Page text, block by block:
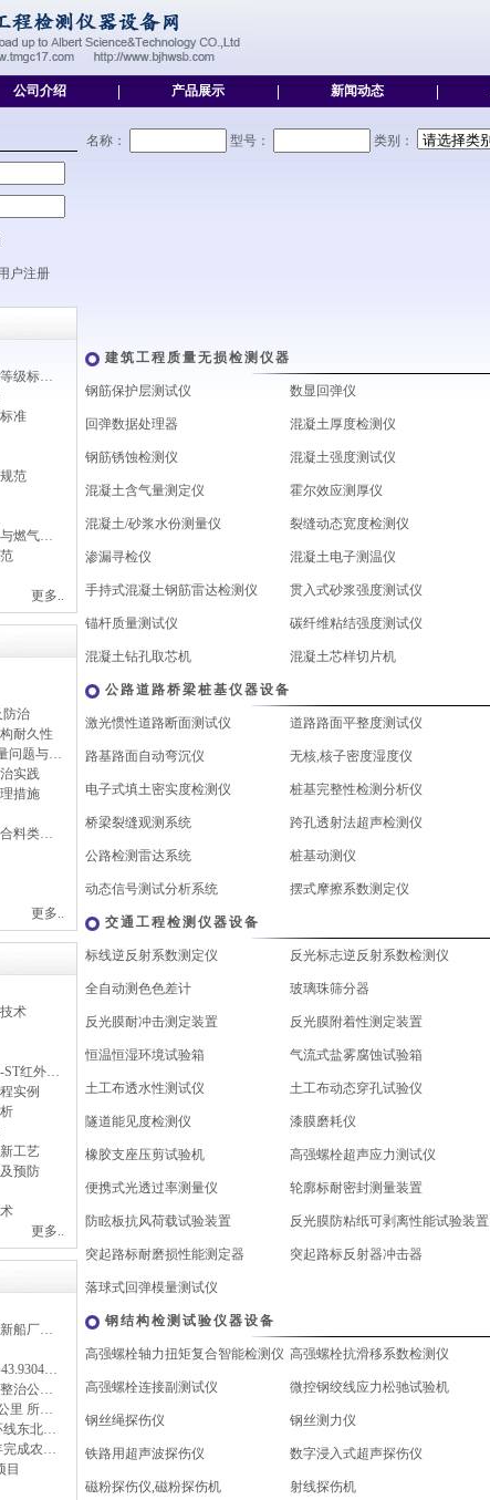
公司介绍 产品展示 新闻动态
户注册
· 新公路水运工程试验检测机构等级标准-调整
准
范
· 水电设备安装采暖通风、供热与燃气技术规范
更多..
防治
耐久性
· 公路桥梁工程预制板(梁)的质量问题与处治
实践
措施
· 沥青路面结构层厚度与沥青混合料类型选择
更多..
术
· 红外探测技术在矿井中的应用-ST红外探水仪
实例
工艺
预防
更多..
· 中交三航局承建的新加坡裕廊新船厂工程开工
· 山西：“千公里高速公路” 投资43.9304亿元
· 甘肃：投资11亿养护维修公路整治公路病害
· 新疆5年内新建农村公路1.7万公里 所有建制村通公路
· 天津十二五公路建设规划 外环线东北部调线外扩
· 宜兴完善新农村基础设施 四年完成农村危桥改造866座
目
名称： 型号： 类别：
建筑工程质量无损检测仪器
钢筋保护层测试仪 数显回弹仪
回弹数据处理器 混凝土厚度检测仪
钢筋锈蚀检测仪 混凝土强度测试仪
混凝土含气量测定仪 霍尔效应测厚仪
混凝土/砂浆水份测量仪 裂缝动态宽度检测仪
渗漏寻检仪 混凝土电子测温仪
手持式混凝土钢筋雷达检测仪 贯入式砂浆强度测试仪
锚杆质量测试仪 碳纤维粘结强度测试仪
混凝土钻孔取芯机 混凝土芯样切片机
公路道路桥梁桩基仪器设备
激光惯性道路断面测试仪 道路路面平整度测试仪
路基路面自动弯沉仪 无核,核子密度湿度仪
电子式填土密实度检测仪 桩基完整性检测分析仪
桥梁裂缝观测系统 跨孔透射法超声检测仪
公路检测雷达系统 桩基动测仪
动态信号测试分析系统 摆式摩擦系数测定仪
交通工程检测仪器设备
标线逆反射系数测定仪 反光标志逆反射系数检测仪
全自动测色色差计 玻璃珠筛分器
反光膜耐冲击测定装置 反光膜附着性测定装置
恒温恒湿环境试验箱 气流式盐雾腐蚀试验箱
土工布透水性测试仪 土工布动态穿孔试验仪
隧道能见度检测仪 漆膜磨耗仪
橡胶支座压剪试验机 高强螺栓超声应力测试仪
便携式光透过率测量仪 轮廓标耐密封测量装置
防眩板抗风荷载试验装置 反光膜防粘纸可剥离性能试验装置
突起路标耐磨损性能测定器 突起路标反射器冲击器
落球式回弹模量测试仪
钢结构检测试验仪器设备
高强螺栓轴力扭矩复合智能检测仪 高强螺栓抗滑移系数检测仪
高强螺栓连接副测试仪 微控钢绞线应力松驰试验机
钢丝绳探伤仪 钢丝测力仪
铁路用超声波探伤仪 数字浸入式超声探伤仪
磁粉探伤仪,磁粉探伤机 射线探伤机